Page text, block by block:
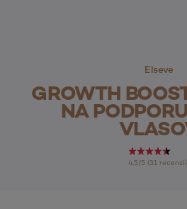
Elseve
GROWTH
NA
4,5/5 (31